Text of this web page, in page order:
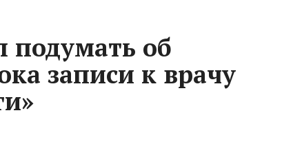
подумать об
записи к врачу